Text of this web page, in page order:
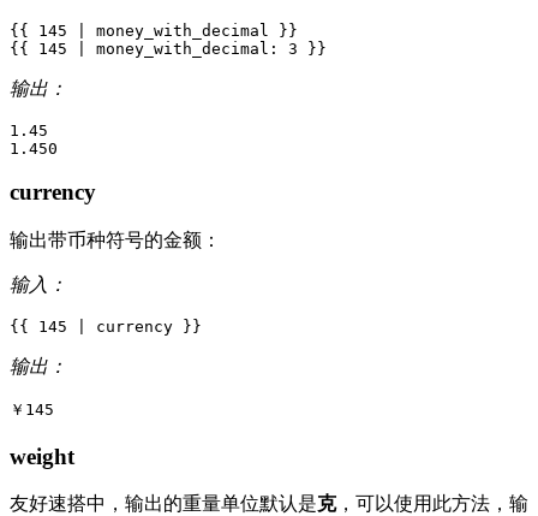
{{ 145 money_with_decimal
}}
{{
145 money_with_decimal : 3 }}
输出：
1.45
currency
输出带币种符号的金额：
输入：
{{ 145 currency }}
输出：
weight
友好速搭中，输出的重量单位默认是克，可以使用此方法，输